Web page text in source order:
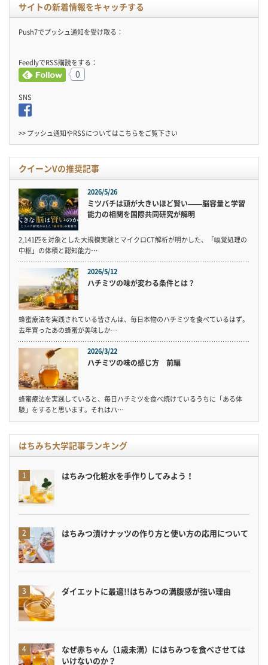
サイトの新着情報をキャッチする
Push7でプッシュ通知を受け取る：
FeedlyでRSS購読をする：
0
SNS
>> プッシュ通知やRSSについてはこちらをご覧下さい
クイーンVの推奨記事
2026/5/26
ミツバチは頭が大きいほど賢い——脳容量と学習
能力の相関を国際共同研究が解明
2,141匹を対象とした大規模実験とマイクロCT解析が明かした、「嗅覚処理の
中枢」の体積と認知能力…
2026/5/12
ハチミツの味が変わる条件とは？
蜂蜜療法を実践されている皆さんは、毎日本物のハチミツを食べているはず。
去年買ったあの蜂蜜が美味しか…
2026/3/22
ハチミツの味の感じ方 前編
蜂蜜療法を実践していると、毎日ハチミツを食べ続けているうちに「ある体
験」をすると思います。それはハ…
はちみち大学記事ランキング
はちみつ化粧水を手作りしてみよう！
はちみつ漬けナッツの作り方と使い方の応用について
ダイエットに最適!!はちみつの満腹感が強い理由
なぜ赤ちゃん（1歳未満）にはちみつを食べさせては
いけないのか？